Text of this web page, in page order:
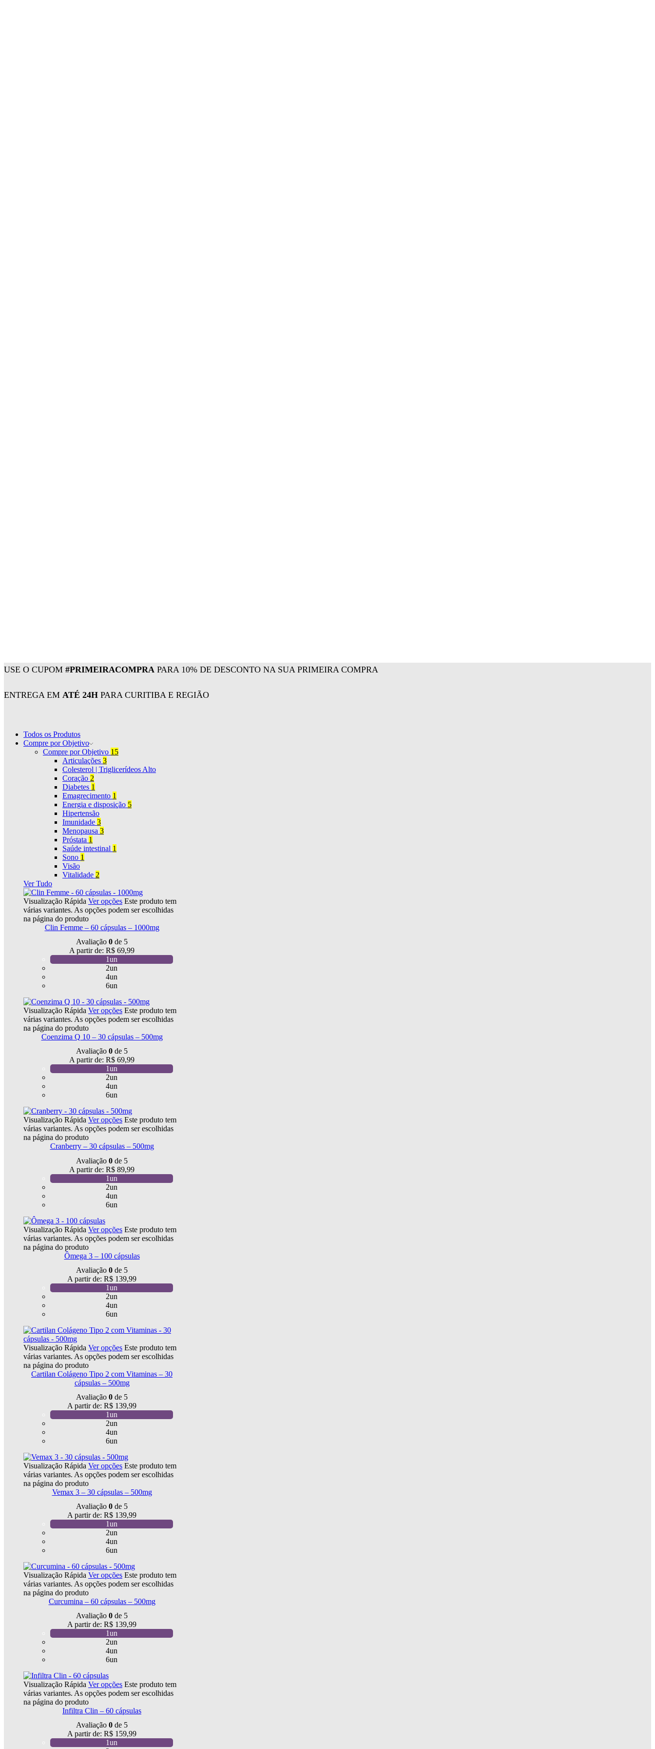
USE O CUPOM #PRIMEIRACOMPRA PARA 10% DE DESCONTO NA SUA PRIMEIRA COMPRA
ENTREGA EM ATÉ 24H PARA CURITIBA E REGIÃO
Todos os Produtos
Compre por Objetivo
Compre por Objetivo 15
Articulações 3
Colesterol | Triglicerídeos Alto
Coração 2
Diabetes 1
Emagrecimento 1
Energia e disposição 5
Hipertensão
Imunidade 3
Menopausa 3
Próstata 1
Saúde intestinal 1
Sono 1
Visão
Vitalidade 2
Ver Tudo
Visualização Rápida Ver opções Este produto tem
várias variantes. As opções podem ser escolhidas
na página do produto
Clin Femme – 60 cápsulas – 1000mg
Avaliação 0 de 5
A partir de: R$ 69,99
1un
2un
4un
6un
Visualização Rápida Ver opções Este produto tem
várias variantes. As opções podem ser escolhidas
na página do produto
Coenzima Q 10 – 30 cápsulas – 500mg
Avaliação 0 de 5
A partir de: R$ 69,99
1un
2un
4un
6un
Visualização Rápida Ver opções Este produto tem
várias variantes. As opções podem ser escolhidas
na página do produto
Cranberry – 30 cápsulas – 500mg
Avaliação 0 de 5
A partir de: R$ 89,99
1un
2un
4un
6un
Visualização Rápida Ver opções Este produto tem
várias variantes. As opções podem ser escolhidas
na página do produto
Ômega 3 – 100 cápsulas
Avaliação 0 de 5
A partir de: R$ 139,99
1un
2un
4un
6un
Visualização Rápida Ver opções Este produto tem
várias variantes. As opções podem ser escolhidas
na página do produto
Cartilan Colágeno Tipo 2 com Vitaminas – 30
cápsulas – 500mg
Avaliação 0 de 5
A partir de: R$ 139,99
1un
2un
4un
6un
Visualização Rápida Ver opções Este produto tem
várias variantes. As opções podem ser escolhidas
na página do produto
Vemax 3 – 30 cápsulas – 500mg
Avaliação 0 de 5
A partir de: R$ 139,99
1un
2un
4un
6un
Visualização Rápida Ver opções Este produto tem
várias variantes. As opções podem ser escolhidas
na página do produto
Curcumina – 60 cápsulas – 500mg
Avaliação 0 de 5
A partir de: R$ 139,99
1un
2un
4un
6un
Visualização Rápida Ver opções Este produto tem
várias variantes. As opções podem ser escolhidas
na página do produto
Infiltra Clin – 60 cápsulas
Avaliação 0 de 5
A partir de: R$ 159,99
1un